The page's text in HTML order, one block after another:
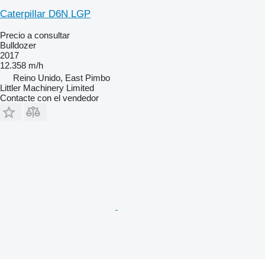
Caterpillar D6N LGP
Precio a consultar
Bulldozer
2017
12.358 m/h
Reino Unido, East Pimbo
Littler Machinery Limited
Contacte con el vendedor